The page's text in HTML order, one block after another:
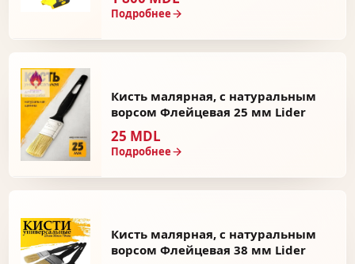
Подробнее
Кисть малярная, c натуральным
ворсом Флейцевая 25 мм Lider
25 MDL
Подробнее
Кисть малярная, c натуральным
ворсом Флейцевая 38 мм Lider